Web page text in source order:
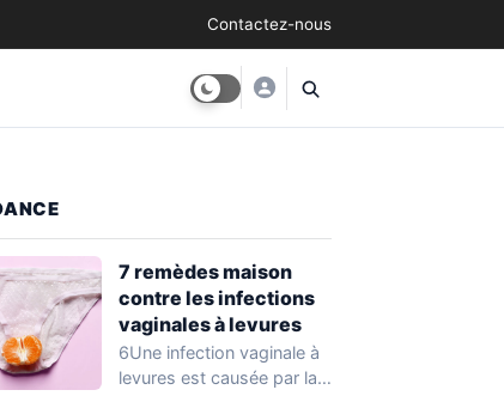
Contactez-nous
7 remèdes maison
contre les infections
vaginales à levures
6Une infection vaginale à
levures est causée par la